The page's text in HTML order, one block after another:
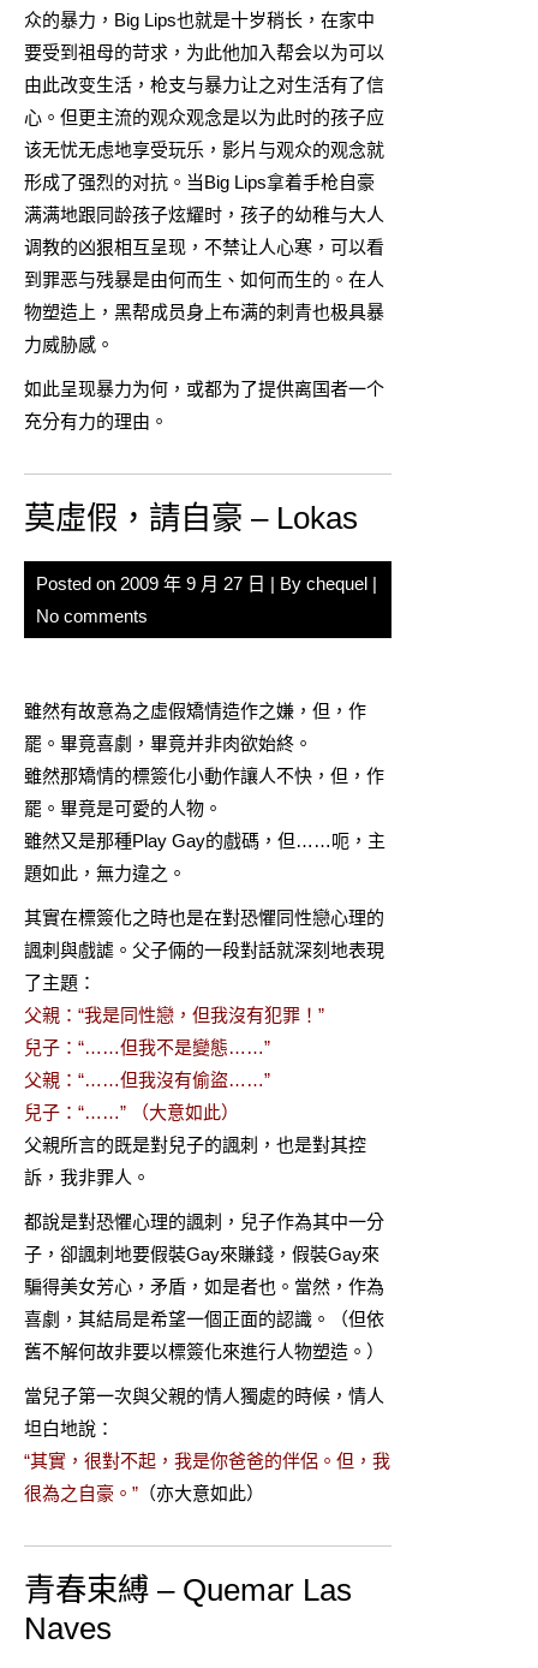
众的暴力，Big Lips也就是十岁稍长，在家中
要受到祖母的苛求，为此他加入帮会以为可以
由此改变生活，枪支与暴力让之对生活有了信
心。但更主流的观众观念是以为此时的孩子应
该无忧无虑地享受玩乐，影片与观众的观念就
形成了强烈的对抗。当Big Lips拿着手枪自豪
满满地跟同龄孩子炫耀时，孩子的幼稚与大人
调教的凶狠相互呈现，不禁让人心寒，可以看
到罪恶与残暴是由何而生、如何而生的。在人
物塑造上，黑帮成员身上布满的刺青也极具暴
力威胁感。
如此呈现暴力为何，或都为了提供离国者一个
充分有力的理由。
莫虛假，請自豪 – Lokas
Posted on 2009 年 9 月 27 日 | By chequel |
No comments
雖然有故意為之虛假矯情造作之嫌，但，作
罷。畢竟喜劇，畢竟并非肉欲始終。
雖然那矯情的標簽化小動作讓人不快，但，作
罷。畢竟是可愛的人物。
雖然又是那種Play Gay的戲碼，但……呃，主
題如此，無力違之。
其實在標簽化之時也是在對恐懼同性戀心理的
諷刺與戲謔。父子倆的一段對話就深刻地表現
了主題：
父親：“我是同性戀，但我沒有犯罪！”
兒子：“……但我不是變態……”
父親：“……但我沒有偷盜……”
兒子：“……” （大意如此）
父親所言的既是對兒子的諷刺，也是對其控
訴，我非罪人。
都說是對恐懼心理的諷刺，兒子作為其中一分
子，卻諷刺地要假裝Gay來賺錢，假裝Gay來
騙得美女芳心，矛盾，如是者也。當然，作為
喜劇，其結局是希望一個正面的認識。（但依
舊不解何故非要以標簽化來進行人物塑造。）
當兒子第一次與父親的情人獨處的時候，情人
坦白地說：
“其實，很對不起，我是你爸爸的伴侶。但，我
很為之自豪。” （亦大意如此）
青春束縛 – Quemar Las
Naves